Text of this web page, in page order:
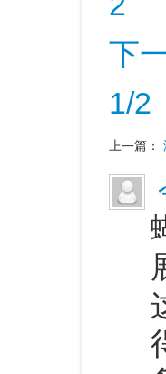
下
1/2
上一篇：